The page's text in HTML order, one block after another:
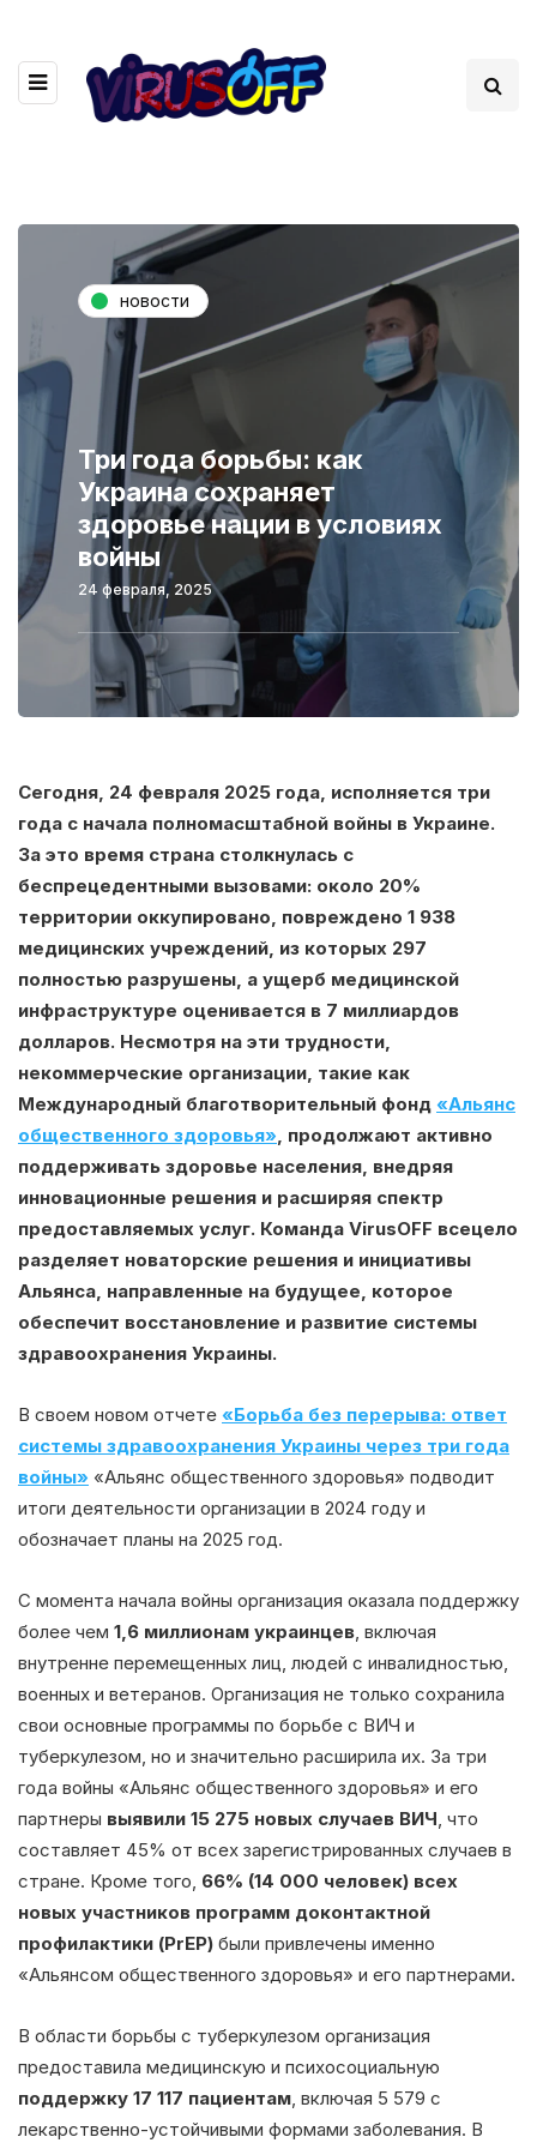
новости
Три года борьбы: как
Украина сохраняет
здоровье нации в условиях
войны
24 февраля, 2025
Сегодня, 24 февраля 2025 года, исполняется три
года с начала полномасштабной войны в Украине.
За это время страна столкнулась с
беспрецедентными вызовами: около 20%
территории оккупировано, повреждено 1 938
медицинских учреждений, из которых 297
полностью разрушены, а ущерб медицинской
инфраструктуре оценивается в 7 миллиардов
долларов. Несмотря на эти трудности,
некоммерческие организации, такие как
Международный благотворительный фонд «Альянс
общественного здоровья» , продолжают активно
поддерживать здоровье населения, внедряя
инновационные решения и расширяя спектр
предоставляемых услуг. Команда VirusOFF всецело
разделяет новаторские решения и инициативы
Альянса, направленные на будущее, которое
обеспечит восстановление и развитие системы
здравоохранения Украины.
В своем новом отчете «Борьба без перерыва: ответ
системы здравоохранения Украины через три года
войны» «Альянс общественного здоровья» подводит
итоги деятельности организации в 2024 году и
обозначает планы на 2025 год.
С момента начала войны организация оказала поддержку
более чем 1,6 миллионам украинцев , включая
внутренне перемещенных лиц, людей с инвалидностью,
военных и ветеранов. Организация не только сохранила
свои основные программы по борьбе с ВИЧ и
туберкулезом, но и значительно расширила их. За три
года войны «Альянс общественного здоровья» и его
партнеры выявили 15 275 новых случаев ВИЧ , что
составляет 45% от всех зарегистрированных случаев в
стране. Кроме того, 66% (14 000 человек) всех
новых участников программ доконтактной
профилактики (PrEP) были привлечены именно
«Альянсом общественного здоровья» и его партнерами.
В области борьбы с туберкулезом организация
предоставила медицинскую и психосоциальную
поддержку 17 117 пациентам , включая 5 579 с
лекарственно-устойчивыми формами заболевания. В